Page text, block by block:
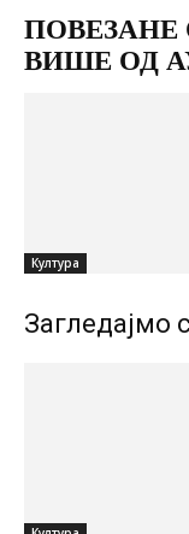
ПОВЕЗАНЕ
ВИШЕ ОД
Култура
Загледајмо